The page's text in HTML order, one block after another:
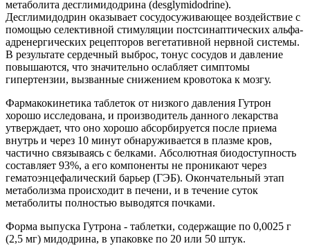
метаболита десглимидодрина (desglymidodrine).
Десглимидодрин оказывает сосудосуживающее воздействие с
помощью селективной стимуляции постсинаптических альфа-
адренергических рецепторов вегетативной нервной системы.
В результате сердечный выброс, тонус сосудов и давление
повышаются, что значительно ослабляет симптомы
гипертензии, вызванные снижением кровотока к мозгу.
Фармакокинетика таблеток от низкого давления Гутрон
хорошо исследована, и производитель данного лекарства
утверждает, что оно хорошо абсорбируется после приема
внутрь и через 10 минут обнаруживается в плазме кров,
частично связываясь с белками. Абсолютная биодоступность
составляет 93%, а его компоненты не проникают через
гематоэнцефалический барьер (ГЭБ). Окончательный этап
метаболизма происходит в печени, и в течение суток
метаболиты полностью выводятся почками.
Форма выпуска Гутрона - таблетки, содержащие по 0,0025 г
(2,5 мг) мидодрина, в упаковке по 20 или 50 штук.